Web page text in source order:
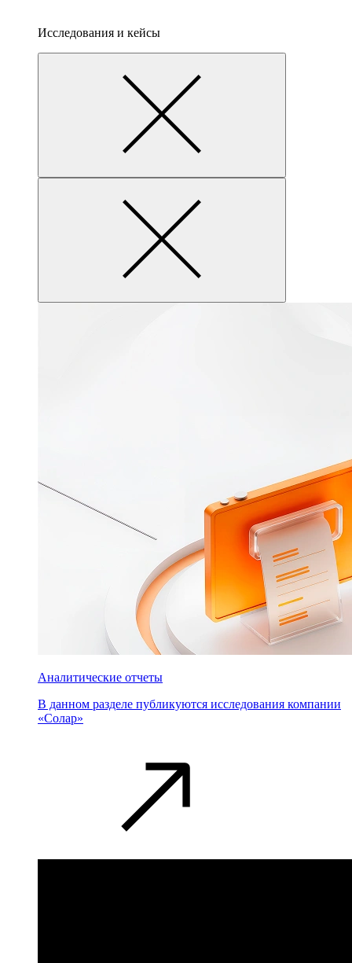
Исследования и кейсы
Аналитические отчеты
В данном разделе публикуются исследования компании
«Солар»